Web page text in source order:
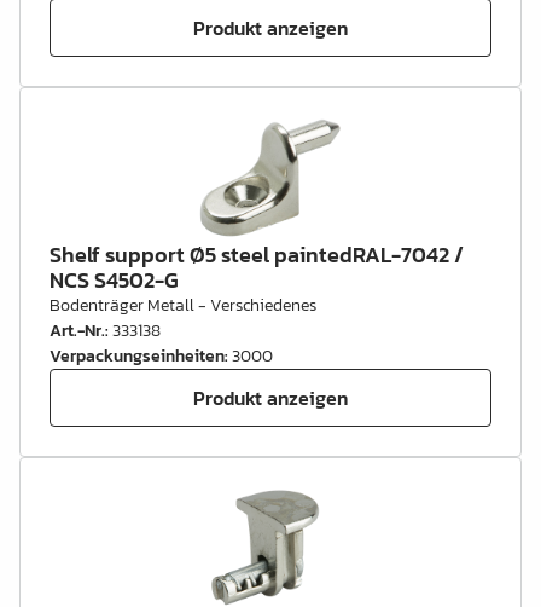
Produkt anzeigen
Shelf support Ø5 steel paintedRAL-7042 /
NCS S4502-G
Bodenträger Metall - Verschiedenes
Art.-Nr.:333138
Verpackungseinheiten:3000
Produkt anzeigen